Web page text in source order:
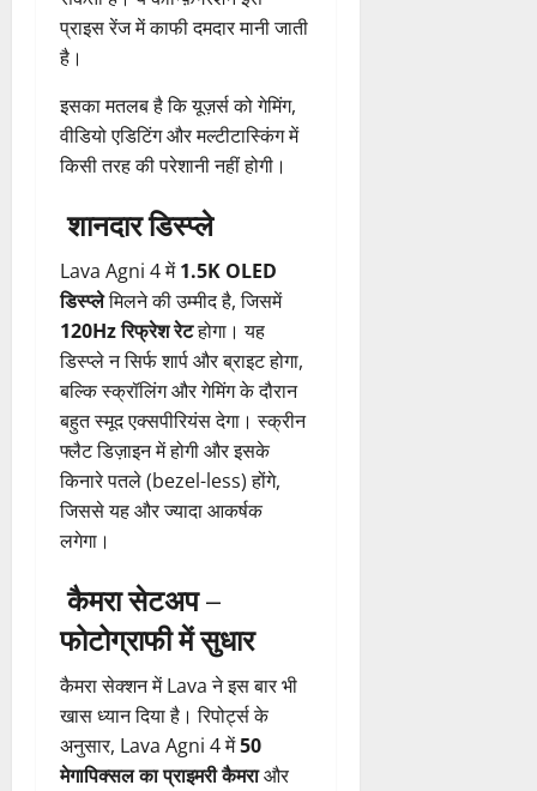
प्राइस रेंज में काफी दमदार मानी जाती
है।
इसका मतलब है कि यूज़र्स को गेमिंग,
वीडियो एडिटिंग और मल्टीटास्किंग में
किसी तरह की परेशानी नहीं होगी।
शानदार डिस्प्ले
Lava Agni 4 में1.5K OLED
डिस्प्लेमिलने की उम्मीद है, जिसमें
120Hz रिफ्रेश रेटहोगा। यह
डिस्प्ले न सिर्फ शार्प और ब्राइट होगा,
बल्कि स्क्रॉलिंग और गेमिंग के दौरान
बहुत स्मूद एक्सपीरियंस देगा। स्क्रीन
फ्लैट डिज़ाइन में होगी और इसके
किनारे पतले (bezel-less) होंगे,
जिससे यह और ज्यादा आकर्षक
लगेगा।
कैमरा सेटअप –
फोटोग्राफी में सुधार
कैमरा सेक्शन में Lava ने इस बार भी
खास ध्यान दिया है। रिपोर्ट्स के
अनुसार, Lava Agni 4 में50
मेगापिक्सल का प्राइमरी कैमराऔर